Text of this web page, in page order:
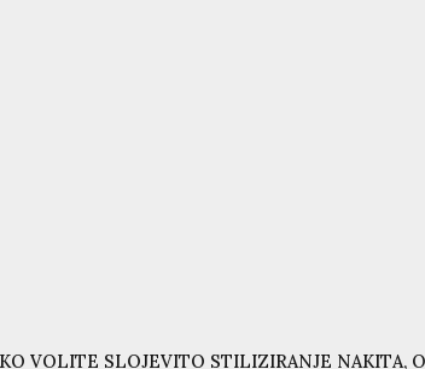
VOLITE SLOJEVITO STILIZIRANJE NAKITA,